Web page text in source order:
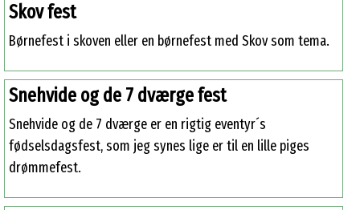
Skov fest
Børnefest i skoven eller en børnefest med Skov som tema.
Snehvide og de 7 dværge fest
Snehvide og de 7 dværge er en rigtig eventyr´s
fødselsdagsfest, som jeg synes lige er til en lille piges
drømmefest.